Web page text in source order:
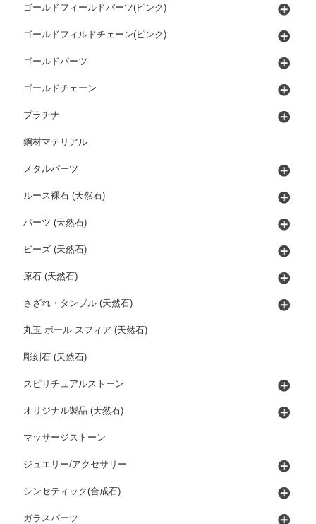
ゴールドフィールドパーツ(ピンク)
ゴールドフィルドチェーン(ピンク)
ゴールドパーツ
ゴールドチェーン
プラチナ
鋼材マテリアル
メタルパーツ
ルース裸石 (天然石)
パーツ (天然石)
ビーズ (天然石)
原石 (天然石)
さざれ・タンブル (天然石)
丸玉 ボール スフィア (天然石)
彫刻石 (天然石)
スピリチュアルストーン
オリジナル製品 (天然石)
マッサージストーン
ジュエリー/アクセサリー
シンセティック(合成石)
ガラスパーツ